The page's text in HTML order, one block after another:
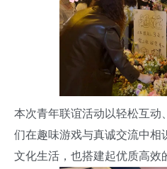
本次青年联谊活动以轻松互动
们在趣味游戏与真诚交流中相
文化生活，也搭建起优质高效